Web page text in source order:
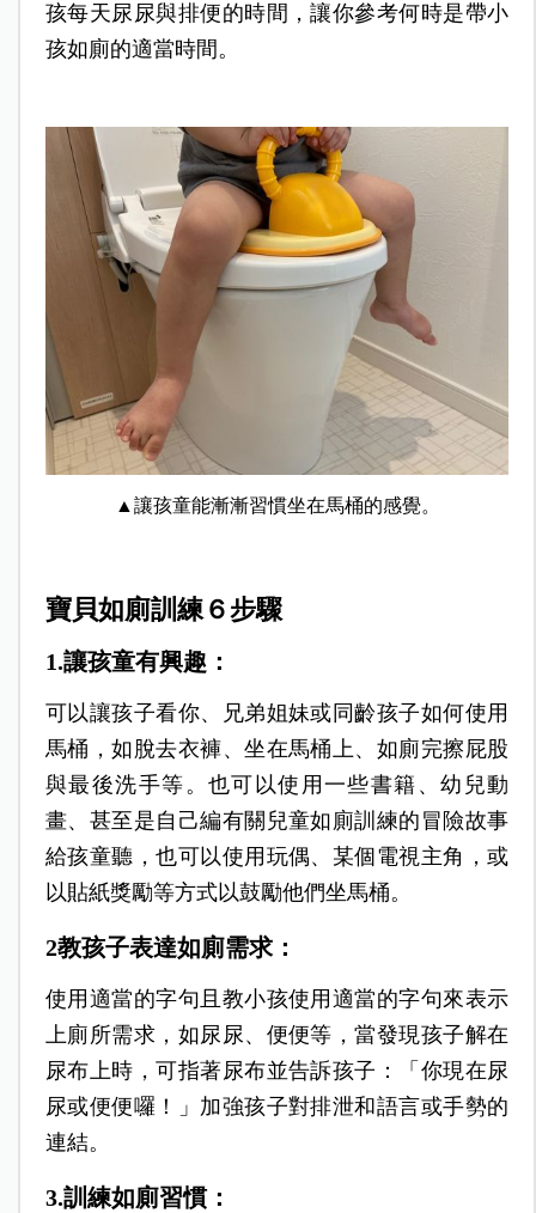
孩每天尿尿與排便的時間，讓你參考何時是帶小
孩如廁的適當時間。
▲讓孩童能漸漸習慣坐在馬桶的感覺。
寶貝如廁訓練６步驟
1.讓孩童有興趣：
可以讓孩子看你、兄弟姐妹或同齡孩子如何使用
馬桶，如脫去衣褲、坐在馬桶上、如廁完擦屁股
與最後洗手等。也可以使用一些書籍、幼兒動
畫、甚至是自己編有關兒童如廁訓練的冒險故事
給孩童聽，也可以使用玩偶、某個電視主角，或
以貼紙獎勵等方式以鼓勵他們坐馬桶。
2教孩子表達如廁需求：
使用適當的字句且教小孩使用適當的字句來表示
上廁所需求，如尿尿、便便等，當發現孩子解在
尿布上時，可指著尿布並告訴孩子：「你現在尿
尿或便便囉！」加強孩子對排泄和語言或手勢的
連結。
3.訓練如廁習慣：